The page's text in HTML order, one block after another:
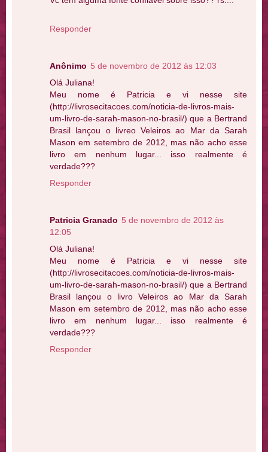
Responder
Anônimo 5 de novembro de 2012 às 12:03
Olá Juliana!
Meu nome é Patricia e vi nesse site
(http://livrosecitacoes.com/noticia-de-livros-mais-
um-livro-de-sarah-mason-no-brasil/) que a Bertrand
Brasil lançou o livreo Veleiros ao Mar da Sarah
Mason em setembro de 2012, mas não acho esse
livro em nenhum lugar... isso realmente é
verdade???
Responder
Patricia Granado 5 de novembro de 2012 às
12:05
Olá Juliana!
Meu nome é Patricia e vi nesse site
(http://livrosecitacoes.com/noticia-de-livros-mais-
um-livro-de-sarah-mason-no-brasil/) que a Bertrand
Brasil lançou o livro Veleiros ao Mar da Sarah
Mason em setembro de 2012, mas não acho esse
livro em nenhum lugar... isso realmente é
verdade???
Responder